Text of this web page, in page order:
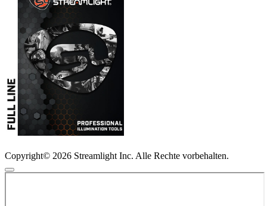
Copyright© 2026 Streamlight Inc. Alle Rechte vorbehalten.